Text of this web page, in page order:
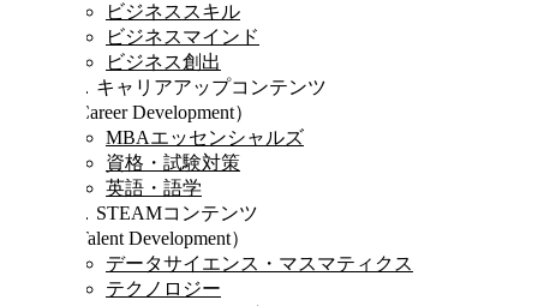
ビジネススキル
ビジネスマインド
ビジネス創出
Ⅱ．キャリアアップコンテンツ
（Career Development）
MBAエッセンシャルズ
資格・試験対策
英語・語学
Ⅲ．STEAMコンテンツ
（Talent Development）
データサイエンス・マスマティクス
テクノロジー